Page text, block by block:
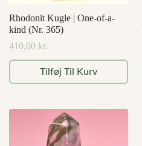
Rhodonit Kugle | One-of-a-
kind (Nr. 365)
410,00 kr.
Tilføj Til Kurv